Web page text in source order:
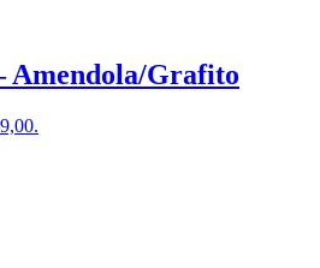
Amendola/Grafito